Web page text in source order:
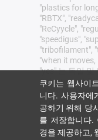
"plastics for
"RBTX",
"ReCyycle",
"speedigus",
"tribofilament",
"when it moves,
"yes" 는 독일
Cologne의 법
유럽연합, 미국
igus SE & Co.
(예: 출원 중인
아닙니다.
쿠키는 웹사이
니다. 사용자에
공하기 위해 당
를 저장합니다.
경을 제공하고,